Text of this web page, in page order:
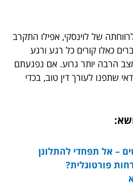
של לוינסקי, אפילו התקרב
כאלו קורים כל רגע ורגע
הרבה יותר גרוע. אם נפגעתם
שתפנו לעורך דין טוב, בכדי
– אל תפחדי להתלונן
פורטוגלית?